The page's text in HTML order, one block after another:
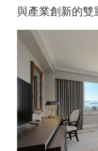
與產業創新的雙